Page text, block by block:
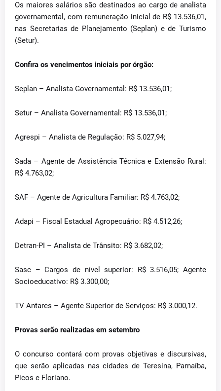
Os maiores salários são destinados ao cargo de analista
governamental, com remuneração inicial de R$ 13.536,01,
nas Secretarias de Planejamento (Seplan) e de Turismo
(Setur).
Confira os vencimentos iniciais por órgão:
Seplan – Analista Governamental: R$ 13.536,01;
Setur – Analista Governamental: R$ 13.536,01;
Agrespi – Analista de Regulação: R$ 5.027,94;
Sada – Agente de Assistência Técnica e Extensão Rural:
R$ 4.763,02;
SAF – Agente de Agricultura Familiar: R$ 4.763,02;
Adapi – Fiscal Estadual Agropecuário: R$ 4.512,26;
Detran-PI – Analista de Trânsito: R$ 3.682,02;
Sasc – Cargos de nível superior: R$ 3.516,05; Agente
Socioeducativo: R$ 3.300,00;
TV Antares – Agente Superior de Serviços: R$ 3.000,12.
Provas serão realizadas em setembro
O concurso contará com provas objetivas e discursivas,
que serão aplicadas nas cidades de Teresina, Parnaíba,
Picos e Floriano.